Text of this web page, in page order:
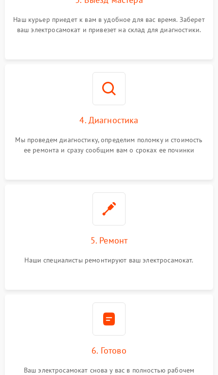
Наш курьер приедет к вам в удобное для вас время. Заберет
ваш электросамокат и привезет на склад для диагностики.
4. Диагностика
Мы проведем диагностику, определим поломку и стоимость
ее ремонта и сразу сообщим вам о сроках ее починки
5. Ремонт
Наши специалисты ремонтируют ваш электросамокат.
6. Готово
Ваш электросамокат снова у вас в полностью рабочем